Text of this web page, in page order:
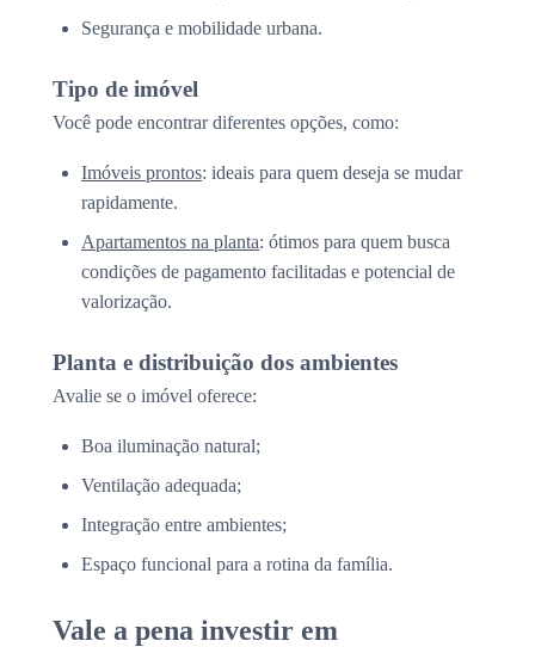
Segurança e mobilidade urbana.
Tipo de imóvel
Você pode encontrar diferentes opções, como:
Imóveis prontos: ideais para quem deseja se mudar
rapidamente.
Apartamentos na planta: ótimos para quem busca
condições de pagamento facilitadas e potencial de
valorização.
Planta e distribuição dos ambientes
Avalie se o imóvel oferece:
Boa iluminação natural;
Ventilação adequada;
Integração entre ambientes;
Espaço funcional para a rotina da família.
Vale a pena investir em